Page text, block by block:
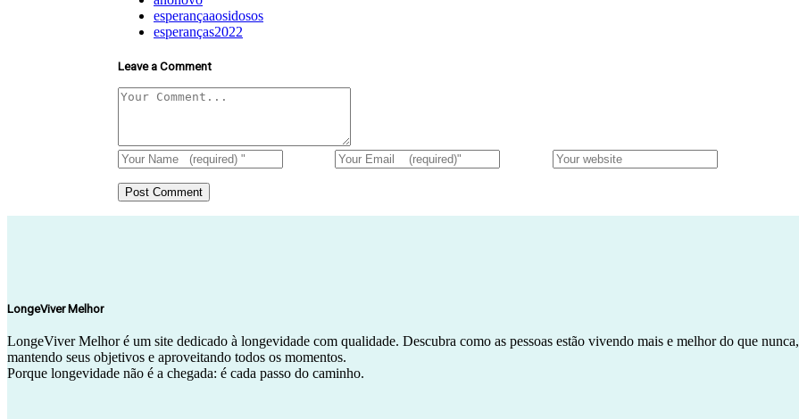
esperançaaosidosos
esperanças2022
Leave a Comment
LongeViver Melhor
LongeViver Melhor é um site dedicado à longevidade com qualidade. Descubra como as pessoas estão vivendo mais e melhor do que nunca,
mantendo seus objetivos e aproveitando todos os momentos.
Porque longevidade não é a chegada: é cada passo do caminho.